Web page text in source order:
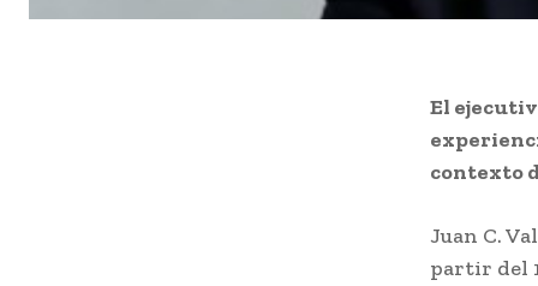
El
contexto
Juan C.
partir del